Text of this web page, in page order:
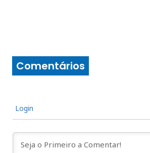
Comentários
Login